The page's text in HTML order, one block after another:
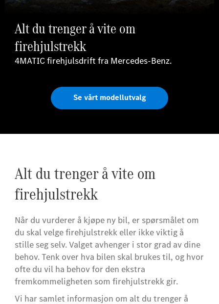
Alt du trenger å vite om
firehjulstrekk
4MATIC firehjulsdrift fra Mercedes-Benz.
Se vårt modellutvalg
Alt du trenger å vite om
firehjulstrekk
Når du vurderer å kjøpe ny bil, er spørsmålet om
du skal velge firehjulstrekk eller ikke viktig å
stille seg selv. Valget avhenger i stor grad av dine
behov. Tenk over hva bilen skal brukes til, og hvor
ofte du vil ha behov for den ekstra
fremkommeligheten som firehjulstrekk gir.
Vi har samlet informasjon om alt du trenger å